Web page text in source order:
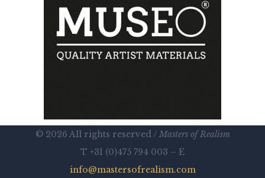
© 2026 All rights reserved / Masters of Realism
T +31 (0)475 794 003 – E
info@mastersofrealism.com